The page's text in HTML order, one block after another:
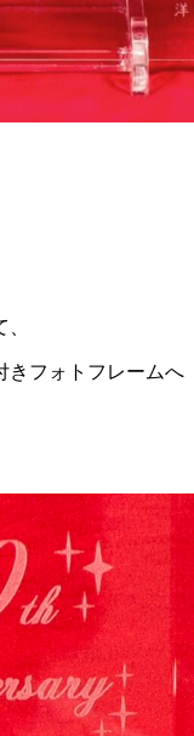
きフォトフレームへ